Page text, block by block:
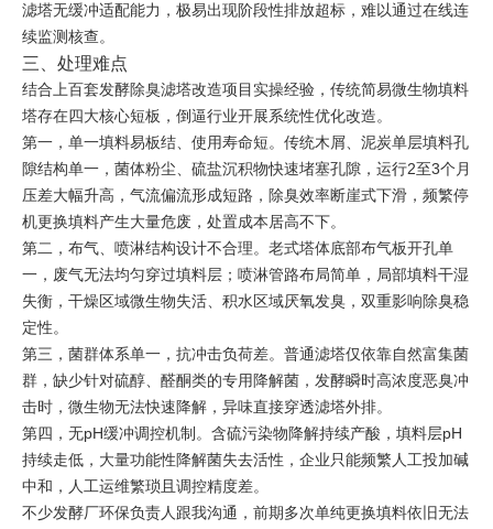
滤塔无缓冲适配能力，极易出现阶段性排放超标，难以通过在线连
续监测核查。
三、处理难点
结合上百套发酵除臭滤塔改造项目实操经验，传统简易微生物填料
塔存在四大核心短板，倒逼行业开展系统性优化改造。
第一，单一填料易板结、使用寿命短。传统木屑、泥炭单层填料孔
隙结构单一，菌体粉尘、硫盐沉积物快速堵塞孔隙，运行2至3个月
压差大幅升高，气流偏流形成短路，除臭效率断崖式下滑，频繁停
机更换填料产生大量危废，处置成本居高不下。
第二，布气、喷淋结构设计不合理。老式塔体底部布气板开孔单
一，废气无法均匀穿过填料层；喷淋管路布局简单，局部填料干湿
失衡，干燥区域微生物失活、积水区域厌氧发臭，双重影响除臭稳
定性。
第三，菌群体系单一，抗冲击负荷差。普通滤塔仅依靠自然富集菌
群，缺少针对硫醇、醛酮类的专用降解菌，发酵瞬时高浓度恶臭冲
击时，微生物无法快速降解，异味直接穿透滤塔外排。
第四，无pH缓冲调控机制。含硫污染物降解持续产酸，填料层pH
持续走低，大量功能性降解菌失去活性，企业只能频繁人工投加碱
中和，人工运维繁琐且调控精度差。
不少发酵厂环保负责人跟我沟通，前期多次单纯更换填料依旧无法